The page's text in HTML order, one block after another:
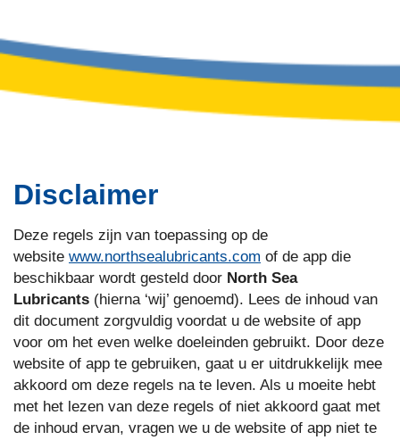
Disclaimer
Deze regels zijn van toepassing op de
website www.northsealubricants.com of de app die
beschikbaar wordt gesteld door North Sea
Lubricants (hierna ‘wij’ genoemd). Lees de inhoud van
dit document zorgvuldig voordat u de website of app
voor om het even welke doeleinden gebruikt. Door deze
website of app te gebruiken, gaat u er uitdrukkelijk mee
akkoord om deze regels na te leven. Als u moeite hebt
met het lezen van deze regels of niet akkoord gaat met
de inhoud ervan, vragen we u de website of app niet te